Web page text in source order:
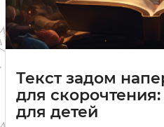
Текст задом
для
для детей